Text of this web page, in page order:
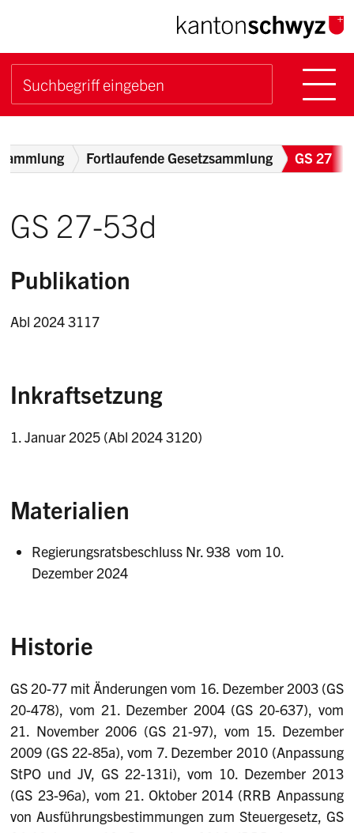
Navigieren im Kanton
Schnellnavigation
Suchbegriff
Breadcrumb
Fortlaufende Gesetzsammlung GS 27
GS 27-53d
Publikation
Abl 2024 3117
Inkraftsetzung
1. Januar 2025 (Abl 2024 3120)
Materialien
Regierungsratsbeschluss Nr. 938 vom 10.
Dezember 2024
Historie
GS 20-77 mit Änderungen vom 16. Dezember 2003 (GS
20-478), vom 21. Dezember 2004 (GS 20-637), vom
21. November 2006 (GS 21-97), vom 15. Dezember
2009 (GS 22-85a), vom 7. Dezember 2010 (Anpassung
StPO und JV, GS 22-131i), vom 10. Dezember 2013
(GS 23-96a), vom 21. Oktober 2014 (RRB Anpassung
von Ausführungsbestimmungen zum Steuergesetz, GS